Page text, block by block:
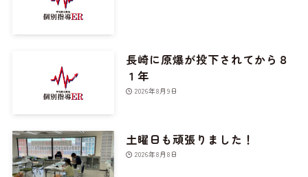
長崎に原爆が投下されてから８
１年
2026年8月9日
土曜日も頑張りました！
2026年8月8日